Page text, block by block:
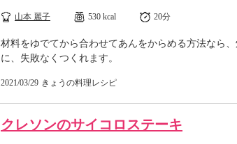
山本 麗子 530 kcal 20分
材料をゆでてから合わせてあんをからめる方法なら
に、失敗なくつくれます。
2021/03/29 きょうの料理レシピ
クレソンのサイコロステーキ